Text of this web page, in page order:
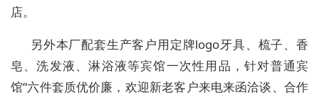
店。
另外本厂配套生产客户用定牌logo牙具、梳子、香
皂、洗发液、淋浴液等宾馆一次性用品，针对普通宾
馆“六件套质优价廉，欢迎新老客户来电来函洽谈、合作